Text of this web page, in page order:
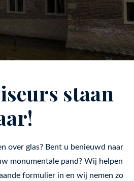
staan
over glas? Bent u benieuwd naar
monumentale pand? Wij helpen
formulier in en wij nemen zo